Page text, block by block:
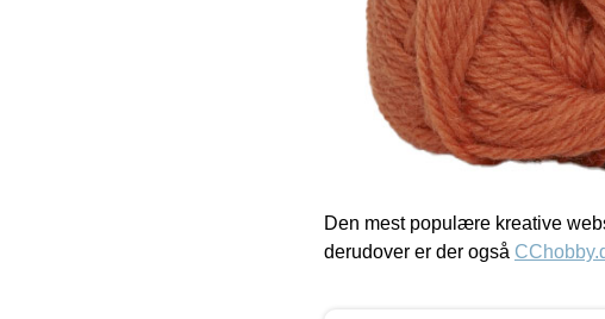
Den mest populære kreative
derudover er der også